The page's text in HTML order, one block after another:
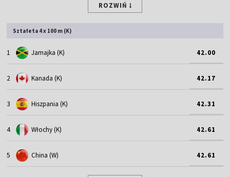
ROZWIŃ
Sztafeta 4 x 100 m (K)
1 Jamajka (K) 42.00
2 Kanada (K) 42.17
3 Hiszpania (K) 42.31
4 Włochy (K) 42.61
5 China (W) 42.61